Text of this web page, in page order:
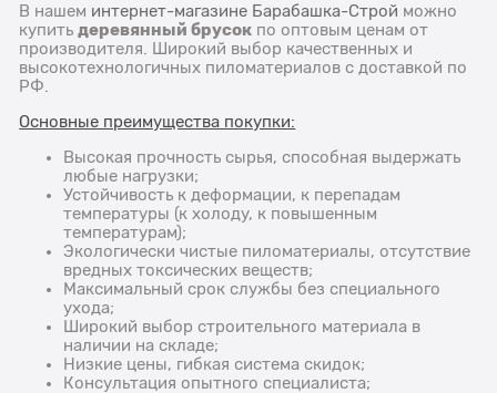
В нашем интернет-магазине Барабашка-Строй можно
купитьдеревянный брусок по оптовым ценам от
производителя. Широкий выбор качественных и
высокотехнологичных пиломатериалов с доставкой по
РФ.
Основные преимущества покупки:
Высокая прочность сырья, способная выдержать
любые нагрузки;
Устойчивость к деформации, к перепадам
температуры (к холоду, к повышенным
температурам);
Экологически чистые пиломатериалы, отсутствие
вредных токсических веществ;
Максимальный срок службы без специального
ухода;
Широкий выбор строительного материала в
наличии на складе;
Низкие цены, гибкая система скидок;
Консультация опытного специалиста;